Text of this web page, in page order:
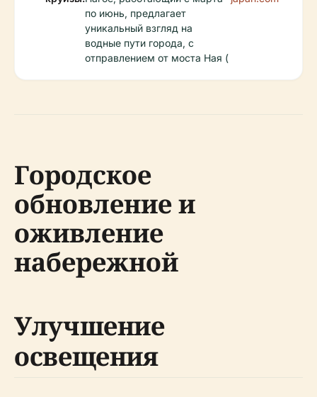
по июнь, предлагает
уникальный взгляд на
водные пути города, с
отправлением от моста Ная (
Городское
обновление и
оживление
набережной
Улучшение
освещения